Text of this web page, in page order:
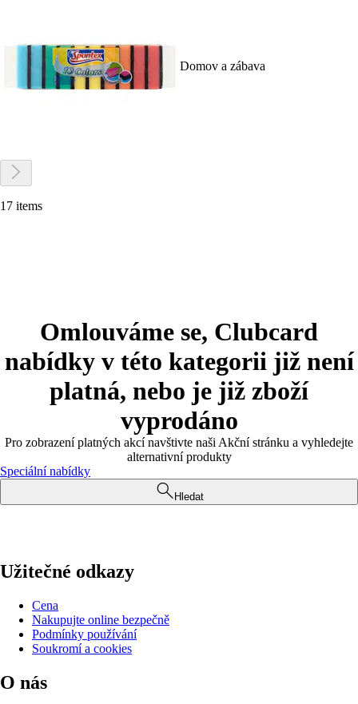
Domov a zábava
17 items
Omlouváme se, Clubcard
nabídky v této kategorii již není
platná, nebo je již zboží
vyprodáno
Pro zobrazení platných akcí navštivte naši Akční stránku a vyhledejte
alternativní produkty
Speciální nabídky
Hledat
Užitečné odkazy
Cena
Nakupujte online bezpečně
Podmínky používání
Soukromí a cookies
O nás